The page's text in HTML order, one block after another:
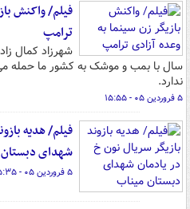
فیلم/ واکنش
ترامپ
شهرزاد کمال
سال با بمب و موشک به کشور ما حمله
ندارد.
۵ فروردین ۰۵ - ۱۵:۵۵
فیلم/ هدیه
شهدای
۵ فروردین ۰۵ - ۱۵:۳۵